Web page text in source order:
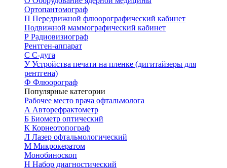
Ортопантомограф
П Передвижной флюорографический кабинет
Подвижной маммографический кабинет
Р Радиовизиограф
Рентген-аппарат
С С-дуга
УУстройства печати на пленке (дигитайзеры для
рентгена)
Ф Флюорограф
Популярные категории
Рабочее место врача офтальмолога
А Авторефрактометр
Б Биометр оптический
К Корнеотопограф
Л Лазер офтальмологический
М Микрокератом
Монобиноскоп
Н Набор диагностический